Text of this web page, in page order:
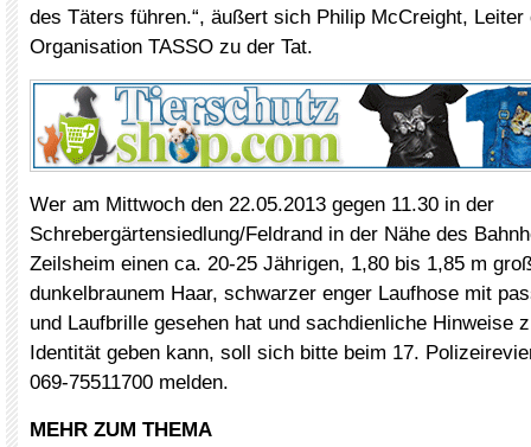
des Täters führen.“, äußert sich Philip McCreight,
Organisation TASSO zu der Tat.
Wer am Mittwoch den 22.05.2013 gegen 11.30 in der
Schrebergärtensiedlung/Feldrand in der Nähe des
Zeilsheim einen ca. 20-25 Jährigen, 1,80 bis 1,85 m
dunkelbraunem Haar, schwarzer enger Laufhose mit
und Laufbrille gesehen hat und sachdienliche Hinweise
Identität geben kann, soll sich bitte beim 17.
069-75511700 melden.
MEHR ZUM THEMA